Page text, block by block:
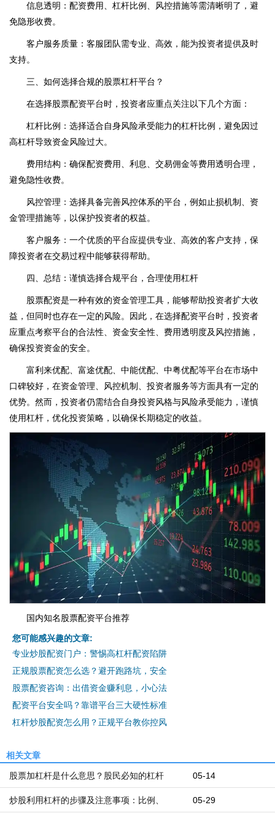
信息透明：配资费用、杠杆比例、风控措施等需清晰明了，避
免隐形收费。
客户服务质量：客服团队需专业、高效，能为投资者提供及时
支持。
三、如何选择合规的股票杠杆平台？
在选择股票配资平台时，投资者应重点关注以下几个方面：
杠杆比例：选择适合自身风险承受能力的杠杆比例，避免因过
高杠杆导致资金风险过大。
费用结构：确保配资费用、利息、交易佣金等费用透明合理，
避免隐性收费。
风控管理：选择具备完善风控体系的平台，例如止损机制、资
金管理措施等，以保护投资者的权益。
客户服务：一个优质的平台应提供专业、高效的客户支持，保
障投资者在交易过程中能够获得帮助。
四、总结：谨慎选择合规平台，合理使用杠杆
股票配资是一种有效的资金管理工具，能够帮助投资者扩大收
益，但同时也存在一定的风险。因此，在选择配资平台时，投资者
应重点考察平台的合法性、资金安全性、费用透明度及风控措施，
确保投资资金的安全。
富利来优配、富途优配、中能优配、中粤优配等平台在市场中
口碑较好，在资金管理、风控机制、投资者服务等方面具有一定的
优势。然而，投资者仍需结合自身投资风格与风险承受能力，谨慎
使用杠杆，优化投资策略，以确保长期稳定的收益。
国内知名股票配资平台推荐
您可能感兴趣的文章:
专业炒股配资门户：警惕高杠杆配资陷阱
正规股票配资怎么选？避开跑路坑，安全
股票配资咨询：出借资金赚利息，小心法
配资平台安全吗？靠谱平台三大硬性标准
杠杆炒股配资怎么用？正规平台教你控风
相关文章
05-14
股票加杠杆是什么意思？股民必知的杠杆
05-29
炒股利用杠杆的步骤及注意事项：比例、